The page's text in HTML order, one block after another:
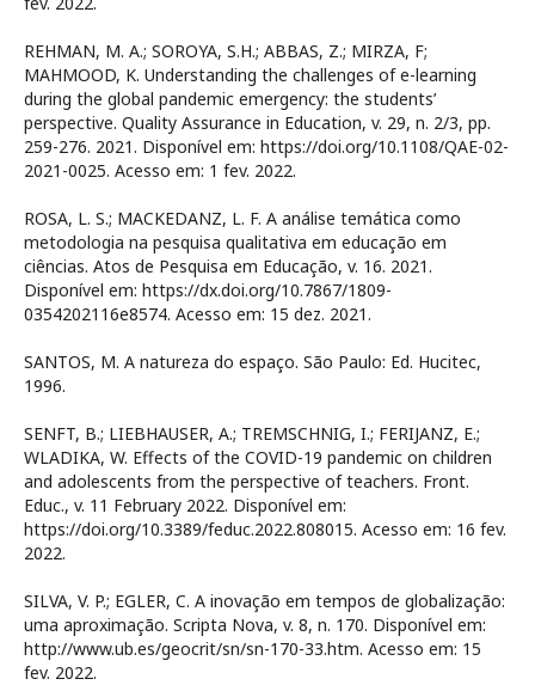
REHMAN, M. A.; SOROYA, S.H.; ABBAS, Z.; MIRZA, F;
MAHMOOD, K. Understanding the challenges of e-learning
during the global pandemic emergency: the students’
perspective. Quality Assurance in Education, v. 29, n. 2/3, pp.
259-276. 2021. Disponível em: https://doi.org/10.1108/QAE-02-
2021-0025. Acesso em: 1 fev. 2022.
ROSA, L. S.; MACKEDANZ, L. F. A análise temática como
metodologia na pesquisa qualitativa em educação em
ciências. Atos de Pesquisa em Educação, v. 16. 2021.
Disponível em: https://dx.doi.org/10.7867/1809-
0354202116e8574. Acesso em: 15 dez. 2021.
SANTOS, M. A natureza do espaço. São Paulo: Ed. Hucitec,
1996.
SENFT, B.; LIEBHAUSER, A.; TREMSCHNIG, I.; FERIJANZ, E.;
WLADIKA, W. Effects of the COVID-19 pandemic on children
and adolescents from the perspective of teachers. Front.
Educ., v. 11 February 2022. Disponível em:
https://doi.org/10.3389/feduc.2022.808015. Acesso em: 16 fev.
2022.
SILVA, V. P.; EGLER, C. A inovação em tempos de globalização:
uma aproximação. Scripta Nova, v. 8, n. 170. Disponível em:
http://www.ub.es/geocrit/sn/sn-170-33.htm. Acesso em: 15
fev. 2022.